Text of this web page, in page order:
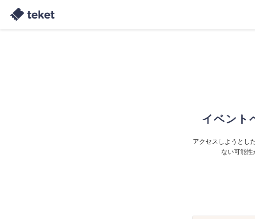
イベント
アクセスしようとし
ない可能性